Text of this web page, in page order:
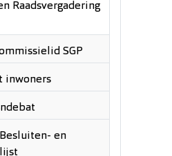
Raadsvergadering
SGP
inwoners
en